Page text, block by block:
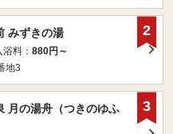
みずきの湯
浴料： 880円～
地3
2
月の湯舟（つきのゆふ
3